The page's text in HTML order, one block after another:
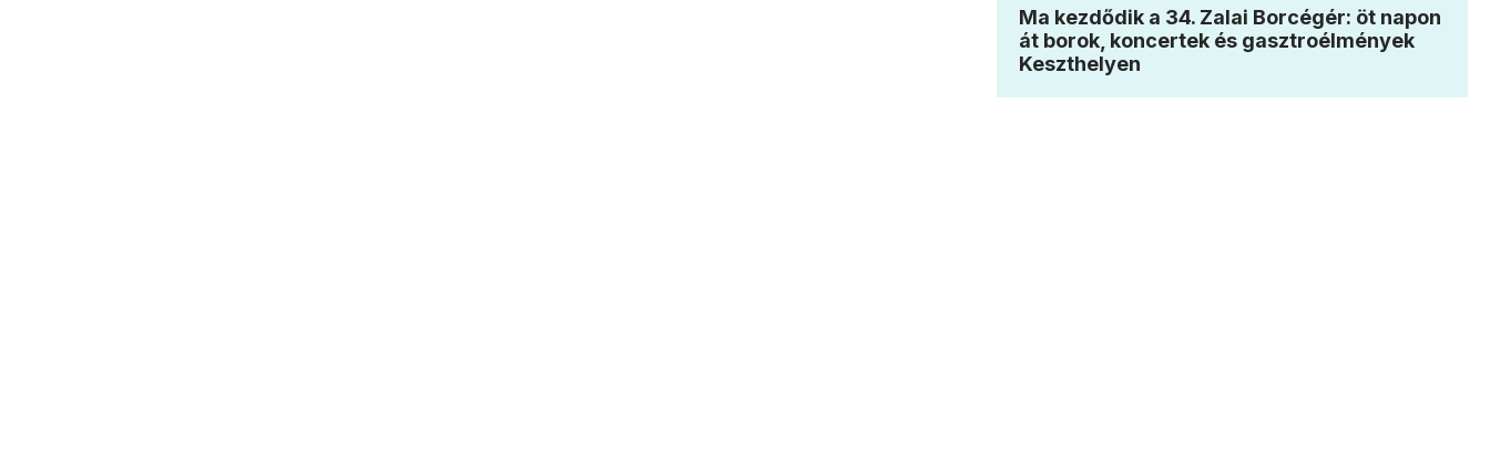
Ma kezdődik a 34. Zalai Borcégér: öt napon
át borok, koncertek és gasztroélmények
Keszthelyen